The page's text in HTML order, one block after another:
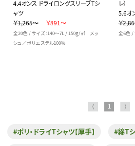
4.4オンス ドライロングスリーブTシ
ャツ
￥1,265～
￥891～
全20色 / サイズ：140～7L / 150g/㎡ メッ
シュ／ポリエステル100%
レ）
5.6オ
￥
全6色 /
⟨ 1 ⟩
#ポリ・ドライTシャツ【厚手】 #綿Tシ